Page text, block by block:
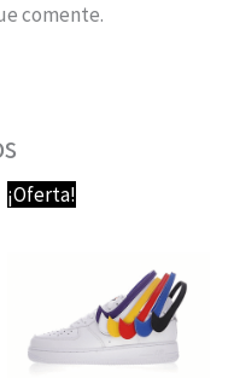
comente.
¡Oferta!
El
precio
59,95 €.